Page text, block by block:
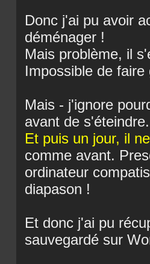
Donc j'ai pu avoir
déménager !
Mais problème, il
Impossible de
Mais - j'ignore
avant de s'éteindre.
Et puis un jour, il
comme avant.
ordinateur
diapason !
Et donc j'ai pu
sauvegardé sur